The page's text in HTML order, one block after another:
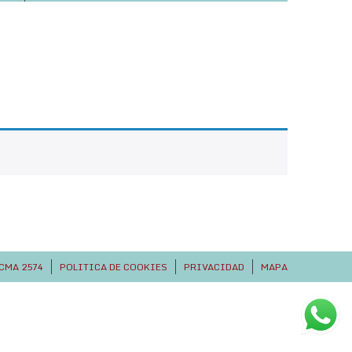
2574 POLITICA DE COOKIES PRIVACIDAD MAPA